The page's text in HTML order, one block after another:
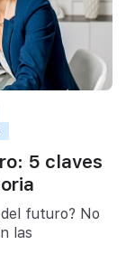
5 claves
futuro? No
las